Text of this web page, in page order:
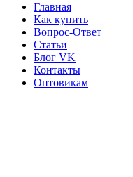
Главная
Как купить
Вопрос-Ответ
Статьи
Блог VK
Контакты
Оптовикам